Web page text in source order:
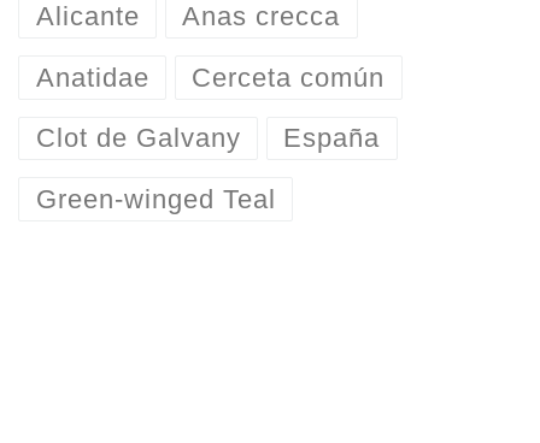
Alicante Anas crecca
Anatidae Cerceta común
Clot de Galvany España
Green-winged Teal